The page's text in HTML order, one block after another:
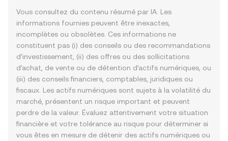
Vous consultez du contenu résumé par IA. Les
informations fournies peuvent être inexactes,
incomplètes ou obsolètes. Ces informations ne
constituent pas (i) des conseils ou des recommandations
d’investissement, (ii) des offres ou des sollicitations
d’achat, de vente ou de détention d’actifs numériques, ou
(iii) des conseils financiers, comptables, juridiques ou
fiscaux. Les actifs numériques sont sujets à la volatilité du
marché, présentent un risque important et peuvent
perdre de la valeur. Évaluez attentivement votre situation
financière et votre tolérance au risque pour déterminer si
vous êtes en mesure de détenir des actifs numériques ou